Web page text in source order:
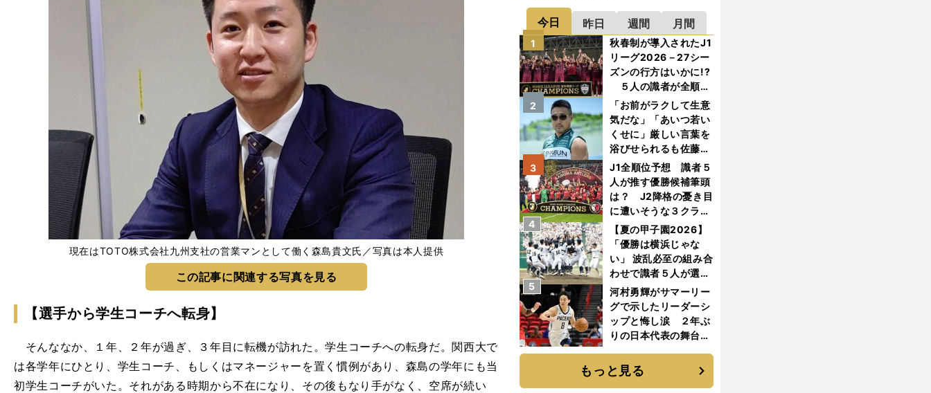
現在はTOTO株式会社九州支社の営業マンとして働く森島貴文氏／写真は本人提供
この記事に関連する写真を見る
【選手から学生コーチへ転身】
そんななか、１年、２年が過ぎ、３年目に転機が訪れた。学生コーチへの転身だ。関西大で
は各学年にひとり、学生コーチ、もしくはマネージャーを置く慣例があり、森島の学年にも当
初学生コーチがいた。それがある時期から不在になり、その後もなり手がなく、空席が続い
今日 昨日 週間 月間
秋春制が導入されたJ1
リーグ2026－27シー
ズンの行方はいかに!?
５人の識者が全順位
を大胆予想
1
「お前がラクして生意
気だな」「あいつ若い
くせに」厳しい言葉を
浴びせられるも佐藤慎
太郎が貫いた誇りとフ
ァンへの思い
2
J1全順位予想 識者５
人が推す優勝候補筆頭
は？ J2降格の憂き目
に遭いそうな３クラブ
とは？
3
【夏の甲子園2026】
「優勝は横浜じゃな
い」 波乱必至の組み合
わせで識者５人が選ん
だ優勝校はここだ！
4
河村勇輝がサマーリー
グで示したリーダーシ
ップと悔し涙 ２年ぶ
りの日本代表の舞台を
は続く
5
もっと見る